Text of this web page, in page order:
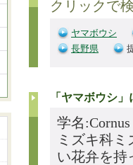
クリックで
ヤマボウシ
長野県
「ヤマボウシ
学名
ミズキ科
い花弁を持